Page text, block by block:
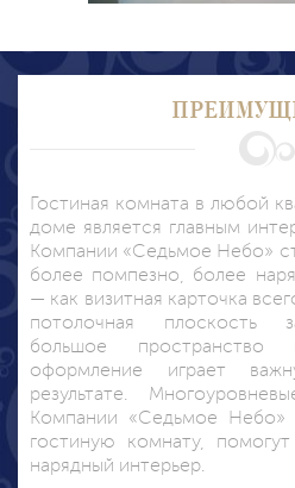
Гостиная комната в любой
доме является главным
Компании «Седьмое Небо»
более помпезно, более
— как визитная карточка
потолочная плоскость
большое
оформление играет
результате.
Компании «Седьмое Небо»
гостиную комнату,
нарядный интерьер.